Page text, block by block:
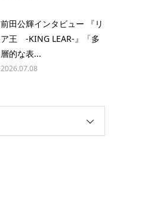
前田公輝インタビュー 『リ
ア王 -KING LEAR-』「多
層的な表...
2026.07.08